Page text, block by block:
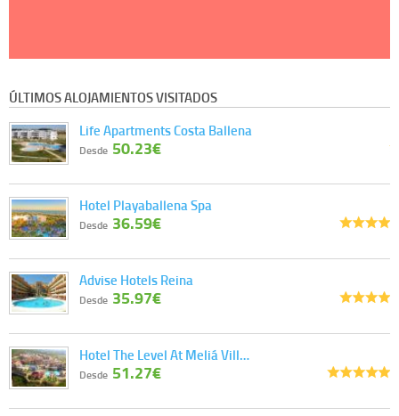
ÚLTIMOS ALOJAMIENTOS VISITADOS
Life Apartments Costa Ballena
Desde 50.23€
Hotel Playaballena Spa
Desde 36.59€
Advise Hotels Reina
Desde 35.97€
Hotel The Level At Meliá Vill…
Desde 51.27€